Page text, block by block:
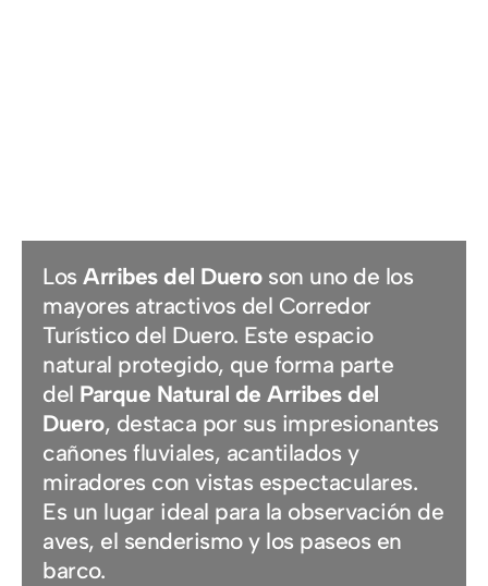
Los Arribes del Dueroson uno de los
mayores atractivos del Corredor
Turístico del Duero. Este espacio
natural protegido, que forma parte
del Parque Natural de Arribes del
Duero, destaca por sus impresionantes
cañones fluviales, acantilados y
miradores con vistas espectaculares.
Es un lugar ideal para la observación de
aves, el senderismo y los paseos en
barco.